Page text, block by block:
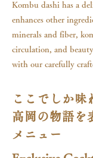
Kombu dashi has a
enhances other
minerals and fiber,
circulation, and
with our carefully
ここでしか味
高岡の物語を
メニュー